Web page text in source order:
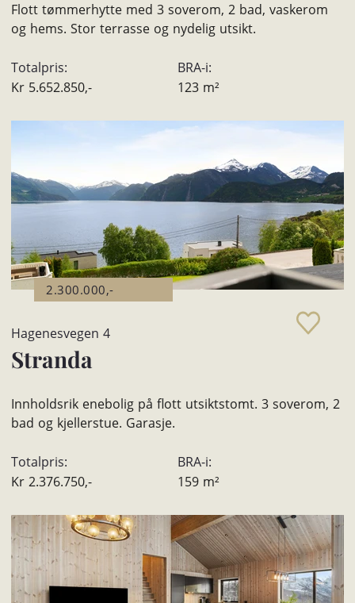
Flott tømmerhytte med 3 soverom, 2 bad, vaskerom
og hems. Stor terrasse og nydelig utsikt.
Totalpris:
Kr 5.652.850,-
BRA-i:
123 m²
2.300.000,-
Hagenesvegen 4
Stranda
Innholdsrik enebolig på flott utsiktstomt. 3 soverom, 2
bad og kjellerstue. Garasje.
Totalpris:
Kr 2.376.750,-
BRA-i:
159 m²